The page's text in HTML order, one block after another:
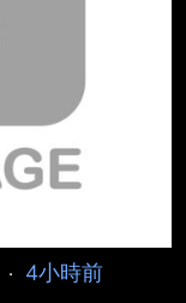
，很可惜 這真
· 4小時前